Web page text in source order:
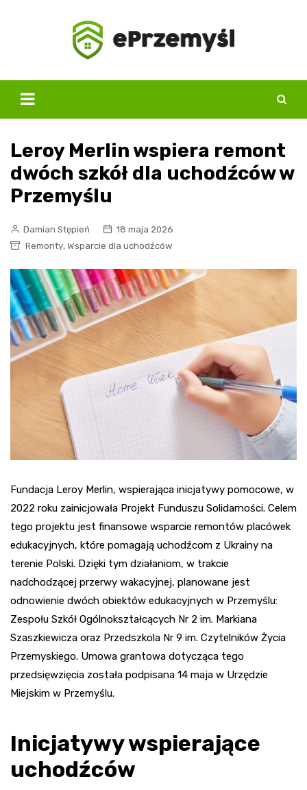
Leroy Merlin wspiera remont
dwóch szkół dla uchodźców w
Przemyślu
Damian Stępień
18 maja 2026
Remonty, Wsparcie dla uchodźców
Fundacja Leroy Merlin, wspierająca inicjatywy pomocowe, w
2022 roku zainicjowała Projekt Funduszu Solidarności. Celem
tego projektu jest finansowe wsparcie remontów placówek
edukacyjnych, które pomagają uchodźcom z Ukrainy na
terenie Polski. Dzięki tym działaniom, w trakcie
nadchodzącej przerwy wakacyjnej, planowane jest
odnowienie dwóch obiektów edukacyjnych w Przemyślu:
Zespołu Szkół Ogólnokształcących Nr 2 im. Markiana
Szaszkiewicza oraz Przedszkola Nr 9 im. Czytelników Życia
Przemyskiego. Umowa grantowa dotycząca tego
przedsięwzięcia została podpisana 14 maja w Urzędzie
Miejskim w Przemyślu.
Inicjatywy wspierające
uchodźców